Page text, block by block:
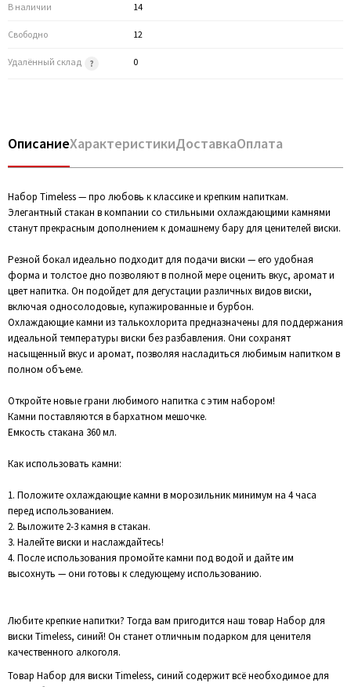
В наличии 14
Свободно 12
Удалённый склад 0
ОписаниеХарактеристикиДоставкаОплата
Набор Timeless — про любовь к классике и крепким напиткам.
Элегантный стакан в компании со стильными охлаждающими камнями
станут прекрасным дополнением к домашнему бару для ценителей виски.
Резной бокал идеально подходит для подачи виски — его удобная
форма и толстое дно позволяют в полной мере оценить вкус, аромат и
цвет напитка. Он подойдет для дегустации различных видов виски,
включая односолодовые, купажированные и бурбон.
Охлаждающие камни из талькохлорита предназначены для поддержания
идеальной температуры виски без разбавления. Они сохранят
насыщенный вкус и аромат, позволяя насладиться любимым напитком в
полном объеме.
Откройте новые грани любимого напитка с этим набором!
Камни поставляются в бархатном мешочке.
Емкость стакана 360 мл.
Как использовать камни:
1. Положите охлаждающие камни в морозильник минимум на 4 часа
перед использованием.
2. Выложите 2-3 камня в стакан.
3. Налейте виски и наслаждайтесь!
4. После использования промойте камни под водой и дайте им
высохнуть — они готовы к следующему использованию.
Любите крепкие напитки? Тогда вам пригодится наш товар Набор для
виски Timeless, синий! Он станет отличным подарком для ценителя
качественного алкоголя.
Товар Набор для виски Timeless, синий содержит всё необходимое для